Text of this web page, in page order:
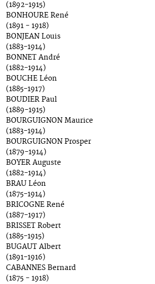
(1892-1915)
BONHOURE René
(1891 - 1918)
BONJEAN Louis
(1883-1914)
BONNET André
(1882-1914)
BOUCHE Léon
(1885-1917)
BOUDIER Paul
(1889-1915)
BOURGUIGNON Maurice
(1883-1914)
BOURGUIGNON Prosper
(1879-1914)
BOYER Auguste
(1882-1914)
BRAU Léon
(1875-1914)
BRICOGNE René
(1887-1917)
BRISSET Robert
(1885-1915)
BUGAUT Albert
(1891-1916)
CABANNES Bernard
(1875 - 1918)